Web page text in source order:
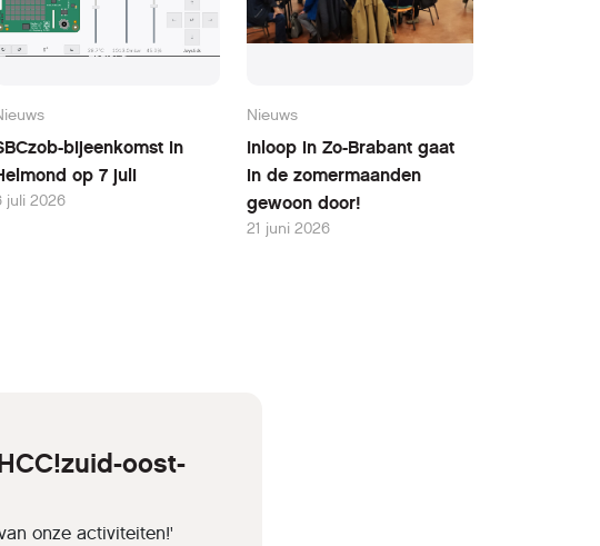
bijeenkomst in
op 7 juli
juli 2026
Nieuws
Inloop in Zo-Brabant gaat
in de zomermaanden
gewoon door!
21 juni 2026
oost-
onze activiteiten!'